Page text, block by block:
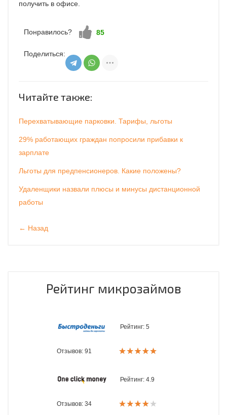
получить в офисе.
Понравилось? Нравится!
85
Поделиться:
Читайте также:
Перехватывающие парковки. Тарифы, льготы
29% работающих граждан попросили прибавки к
зарплате
Льготы для предпенсионеров. Какие положены?
Удаленщики назвали плюсы и минусы дистанционной
работы
← Назад
Рейтинг микрозаймов
Рейтинг: 5
Отзывов: 91
Рейтинг: 4.9
Отзывов: 34